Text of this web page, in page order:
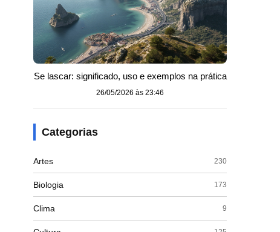
Se lascar: significado, uso e exemplos na prática
26/05/2026 às 23:46
Categorias
Artes 230
Biologia 173
Clima 9